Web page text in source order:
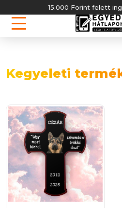
15.000 Forint felett
Kegyeleti